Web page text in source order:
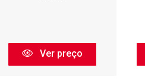
Ver preço